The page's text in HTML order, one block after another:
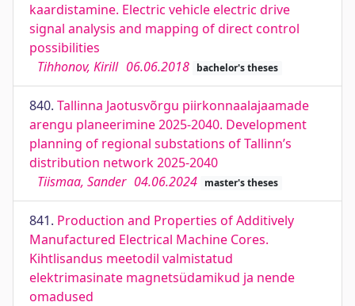
kaardistamine. Electric vehicle electric drive
signal analysis and mapping of direct control
possibilities
Tihhonov, Kirill 06.06.2018 bachelor's theses
840. Tallinna Jaotusvõrgu piirkonnaalajaamade
arengu planeerimine 2025-2040. Development
planning of regional substations of Tallinn’s
distribution network 2025-2040
Tiismaa, Sander 04.06.2024 master's theses
841. Production and Properties of Additively
Manufactured Electrical Machine Cores.
Kihtlisandus meetodil valmistatud
elektrimasinate magnetsüdamikud ja nende
omadused